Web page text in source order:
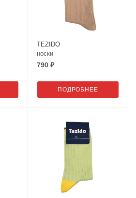
TEZIDO
носки
790 ₽
ПОДРОБНЕЕ